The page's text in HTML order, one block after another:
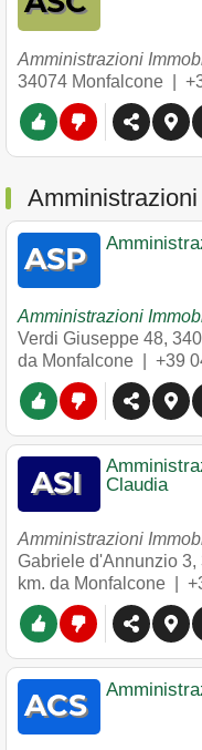
Amministrazioni
34074 Monfalcone
Amministrazioni
Verdi Giuseppe 48,
da Monfalcone | +39
Claudia
Amministrazioni
Gabriele d'Annunzio 3,
km. da Monfalcone |